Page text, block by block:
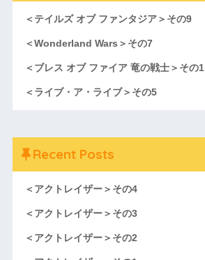
＜テイルズ オブ ファンタジア＞その9
＜Wonderland Wars＞その7
＜ブレス オブ ファイア 竜の戦士＞その1
＜ライブ・ア・ライブ＞その5
Recent Posts
＜アクトレイザー＞その4
＜アクトレイザー＞その3
＜アクトレイザー＞その2